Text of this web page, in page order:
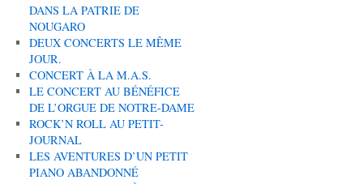
DANS LA PATRIE DE
NOUGARO
DEUX CONCERTS LE MÊME
JOUR.
CONCERT À LA M.A.S.
LE CONCERT AU BÉNÉFICE
DE L’ORGUE DE NOTRE-DAME
ROCK’N ROLL AU PETIT-
JOURNAL
LES AVENTURES D’UN PETIT
PIANO ABANDONNÉ